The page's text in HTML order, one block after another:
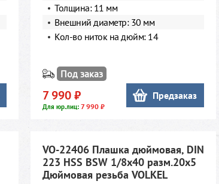
Толщина: 11 мм
Внешний диаметр: 30 мм
Кол-во ниток на дюйм: 14
Под заказ
7 990 ₽
Для юр.лиц: 7 990 ₽
Предзаказ
VO-22406 Плашка дюймовая, DIN
223 HSS BSW 1/8x40 разм.20х5
Дюймовая резьба VOLKEL